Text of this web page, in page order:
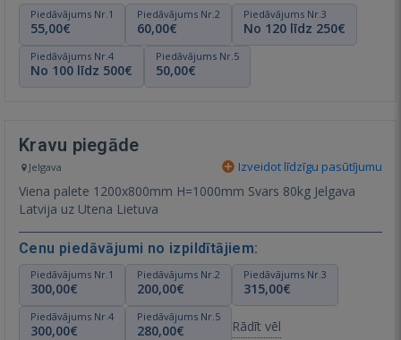
Piedāvājums Nr.1
55,00€
Piedāvājums Nr.2
60,00€
Piedāvājums Nr.3
No 120 līdz 250€
Piedāvājums Nr.4
No 100 līdz 500€
Piedāvājums Nr.5
50,00€
Kravu piegāde
Jelgava Izveidot līdzīgu pasūtījumu
Viena palete 1200x800mm H=1000mm Svars 80kg Jelgava
Latvija uz Utena Lietuva
Cenu piedāvājumi no izpildītājiem:
Piedāvājums Nr.1
300,00€
Piedāvājums Nr.2
200,00€
Piedāvājums Nr.3
315,00€
Piedāvājums Nr.4
300,00€
Piedāvājums Nr.5
280,00€ Rādīt vēl